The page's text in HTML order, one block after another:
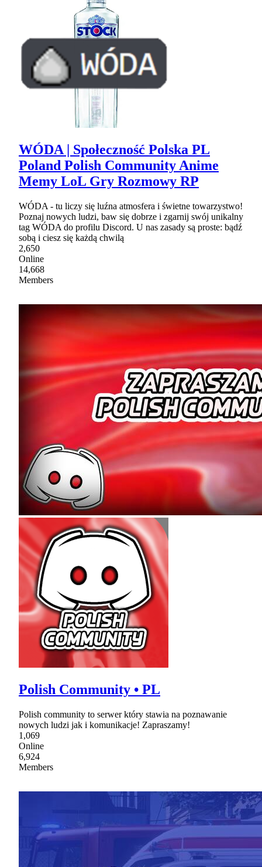
WÓDA | Społeczność Polska PL
Poland Polish Community Anime
Memy LoL Gry Rozmowy RP
WÓDA - tu liczy się luźna atmosfera i świetne towarzystwo!
Poznaj nowych ludzi, baw się dobrze i zgarnij swój unikalny
tag WÓDA do profilu Discord. U nas zasady są proste: bądź
sobą i ciesz się każdą chwilą
2,650
Online
14,668
Members
Polish Community • PL
Polish community to serwer który stawia na poznawanie
nowych ludzi jak i komunikacje! Zapraszamy!
1,069
Online
6,924
Members